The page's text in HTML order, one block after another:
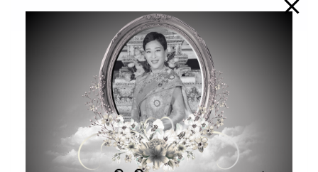
คู่มือ Excel 2013
หนังสือ,หนังสือ out of print,ไอทีและอีคอมเมิร์ซ
ผู้เขียน : อรพิน ประวัติบริสุทธิ์
ราคาปกติ 219.00 บาท
หนังสือเล่มนี้จะช่วยให้ผู้อ่านสามารถศึกษาการใช้งาน
โปรแกรม Excel 2013 แบบละเอียดทีละขั้นตอน เข้าใจง่าย
เหมาะสำหรับนักเรียน นักศึกษาและพนักงานออฟฟิศทั่วไป